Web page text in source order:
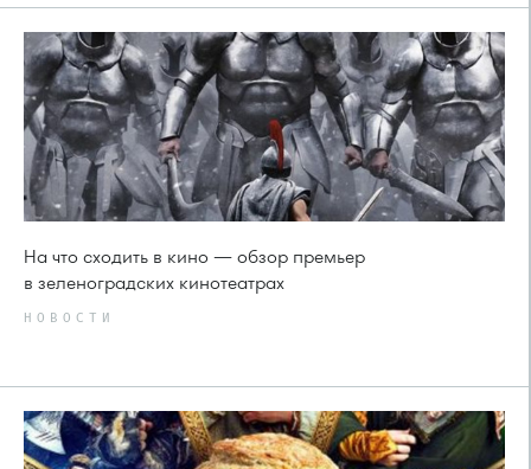
На что сходить в кино — обзор премьер
в зеленоградских кинотеатрах
НОВОСТИ